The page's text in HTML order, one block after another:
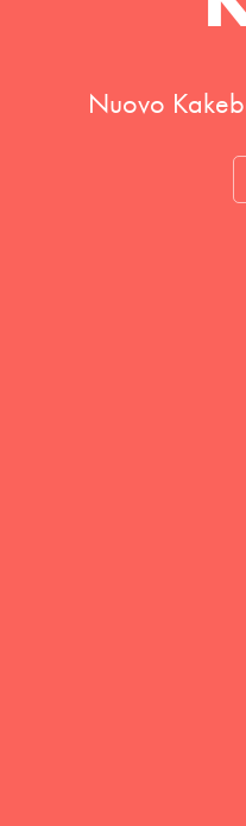
Nuovo